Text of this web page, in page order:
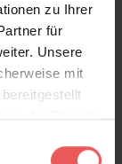
zu Ihrer
für
Unsere
mit
der Dienste